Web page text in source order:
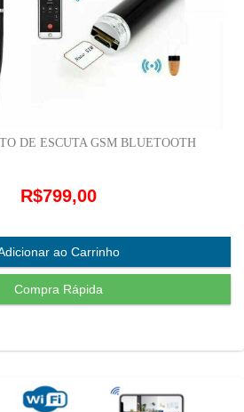
DE ESCUTA GSM BLUETOOTH
R$799,00